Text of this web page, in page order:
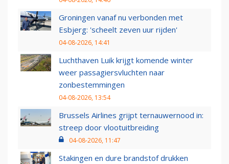
Groningen vanaf nu verbonden met
Esbjerg: 'scheelt zeven uur rijden'
04-08-2026, 14:41
Luchthaven Luik krijgt komende winter
weer passagiersvluchten naar
zonbestemmingen
04-08-2026, 13:54
Brussels Airlines grijpt ternauwernood in:
streep door vlootuitbreiding
04-08-2026, 11:47
Stakingen en dure brandstof drukken